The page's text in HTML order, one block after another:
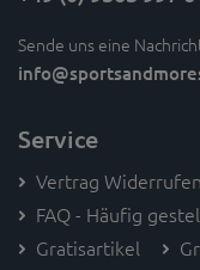
Sende uns eine
info
Service
Vertrag Widerrufen
FAQ - Häufig
Gratisartikel